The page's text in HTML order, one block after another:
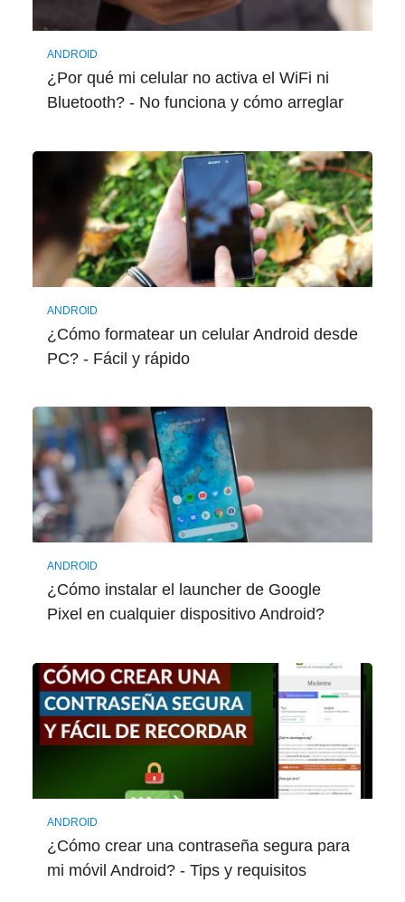
ANDROID
¿Por qué mi celular no activa el WiFi ni
Bluetooth? - No funciona y cómo arreglar
ANDROID
¿Cómo formatear un celular Android desde
PC? - Fácil y rápido
ANDROID
¿Cómo instalar el launcher de Google
Pixel en cualquier dispositivo Android?
ANDROID
¿Cómo crear una contraseña segura para
mi móvil Android? - Tips y requisitos